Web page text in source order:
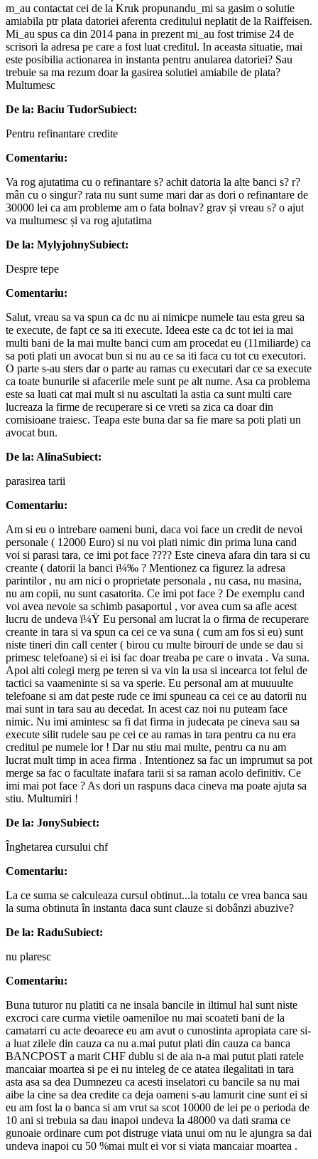
m_au contactat cei de la Kruk propunandu_mi sa gasim o solutie
amiabila ptr plata datoriei aferenta creditului neplatit de la Raiffeisen.
Mi_au spus ca din 2014 pana in prezent mi_au fost trimise 24 de
scrisori la adresa pe care a fost luat creditul. In aceasta situatie, mai
este posibilia actionarea in instanta pentru anularea datoriei? Sau
trebuie sa ma rezum doar la gasirea solutiei amiabile de plata?
Multumesc
De la: Baciu TudorSubiect:
Pentru refinantare credite
Comentariu:
Va rog ajutatima cu o refinantare s? achit datoria la alte banci s? r?
mân cu o singur? rata nu sunt sume mari dar as dori o refinantare de
30000 lei ca am probleme am o fata bolnav? grav și vreau s? o ajut
va multumesc și va rog ajutatima
De la: MylyjohnySubiect:
Despre tepe
Comentariu:
Salut, vreau sa va spun ca dc nu ai nimicpe numele tau esta greu sa
te execute, de fapt ce sa iti execute. Ideea este ca dc tot iei ia mai
multi bani de la mai multe banci cum am procedat eu (11miliarde) ca
sa poti plati un avocat bun si nu au ce sa iti faca cu tot cu executori.
O parte s-au sters dar o parte au ramas cu executari dar ce sa execute
ca toate bunurile si afacerile mele sunt pe alt nume. Asa ca problema
este sa luati cat mai mult si nu ascultati la astia ca sunt multi care
lucreaza la firme de recuperare si ce vreti sa zica ca doar din
comisioane traiesc. Teapa este buna dar sa fie mare sa poti plati un
avocat bun.
De la: AlinaSubiect:
parasirea tarii
Comentariu:
Am si eu o intrebare oameni buni, daca voi face un credit de nevoi
personale ( 12000 Euro) si nu voi plati nimic din prima luna cand
voi si parasi tara, ce imi pot face ???? Este cineva afara din tara si cu
creante ( datorii la banci ï¼‰ ? Mentionez ca figurez la adresa
parintilor , nu am nici o proprietate personala , nu casa, nu masina,
nu am copii, nu sunt casatorita. Ce imi pot face ? De exemplu cand
voi avea nevoie sa schimb pasaportul , vor avea cum sa afle acest
lucru de undeva ï¼Ÿ Eu personal am lucrat la o firma de recuperare
creante in tara si va spun ca cei ce va suna ( cum am fos si eu) sunt
niste tineri din call center ( birou cu multe birouri de unde se dau si
primesc telefoane) si ei isi fac doar treaba pe care o invata . Va suna.
Apoi alti colegi merg pe teren si va vin la usa si incearca tot felul de
tactici sa vaameninte si sa va sperie. Eu personal am at muuuulte
telefoane si am dat peste rude ce imi spuneau ca cei ce au datorii nu
mai sunt in tara sau au decedat. In acest caz noi nu puteam face
nimic. Nu imi amintesc sa fi dat firma in judecata pe cineva sau sa
execute silit rudele sau pe cei ce au ramas in tara pentru ca nu era
creditul pe numele lor ! Dar nu stiu mai multe, pentru ca nu am
lucrat mult timp in acea firma . Intentionez sa fac un imprumut sa pot
merge sa fac o facultate inafara tarii si sa raman acolo definitiv. Ce
imi mai pot face ? As dori un raspuns daca cineva ma poate ajuta sa
stiu. Multumiri !
De la: JonySubiect:
Înghetarea cursului chf
Comentariu:
La ce suma se calculeaza cursul obtinut...la totalu ce vrea banca sau
la suma obtinuta în instanta daca sunt clauze si dobânzi abuzive?
De la: RaduSubiect:
nu plaresc
Comentariu:
Buna tuturor nu platiti ca ne insala bancile in iltimul hal sunt niste
excroci care curma vietile oameniloe nu mai scoateti bani de la
camatarri cu acte deoarece eu am avut o cunostinta apropiata care si-
a luat zilele din cauza ca nu a.mai putut plati din cauza ca banca
BANCPOST a marit CHF dublu si de aia n-a mai putut plati ratele
mancaiar moartea si pe ei nu inteleg de ce atatea ilegalitati in tara
asta asa sa dea Dumnezeu ca acesti inselatori cu bancile sa nu mai
aibe la cine sa dea credite ca deja oameni s-au lamurit cine sunt ei si
eu am fost la o banca si am vrut sa scot 10000 de lei pe o perioda de
10 ani si trebuia sa dau inapoi undeva la 48000 va dati srama ce
gunoaie ordinare cum pot distruge viata unui om nu le ajungra sa dai
undeva inapoi cu 50 %mai mult ei vor si viata mancaiar moartea .